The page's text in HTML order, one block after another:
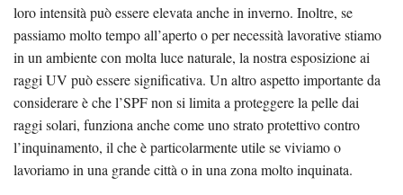
loro intensità può essere elevata anche in inverno. Inoltre, se
passiamo molto tempo all’aperto o per necessità lavorative stiamo
in un ambiente con molta luce naturale, la nostra esposizione ai
raggi UV può essere significativa. Un altro aspetto importante da
considerare è che l’SPF non si limita a proteggere la pelle dai
raggi solari, funziona anche come uno strato protettivo contro
l’inquinamento, il che è particolarmente utile se viviamo o
lavoriamo in una grande città o in una zona molto inquinata.